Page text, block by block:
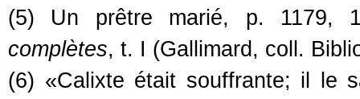
(5) Un prêtre marié, p. 1179,
complètes, t. I (Gallimard, coll.
(6) «Calixte était souffrante; il le